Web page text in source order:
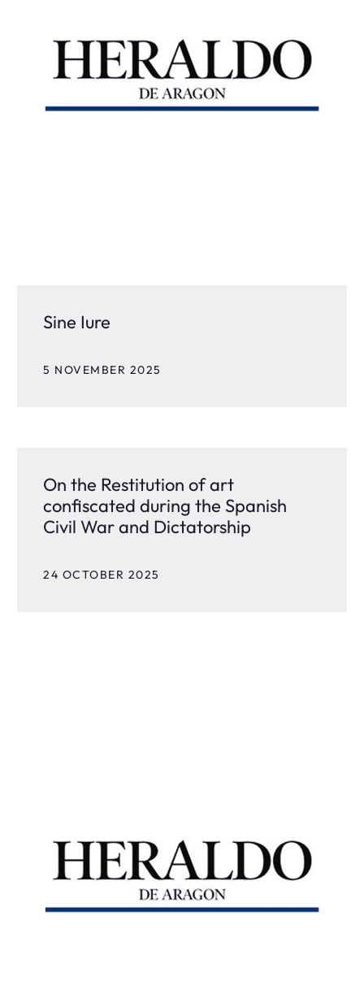
Sine Iure
5 NOVEMBER 2025
On the Restitution of art
confiscated during the Spanish
Civil War and Dictatorship
24 OCTOBER 2025